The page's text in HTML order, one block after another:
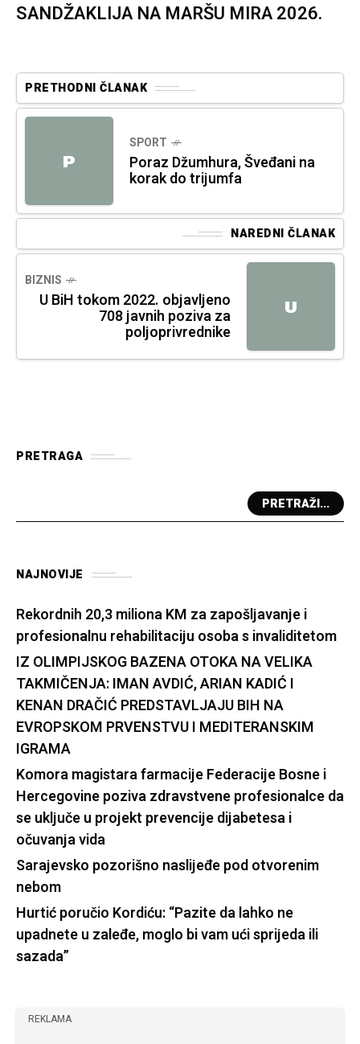
SANDŽAKLIJA NA MARŠU MIRA 2026.
PRETHODNI ČLANAK
P
SPORT
Poraz Džumhura, Šveđani na
korak do trijumfa
NAREDNI ČLANAK
U
BIZNIS
U BiH tokom 2022. objavljeno
708 javnih poziva za
poljoprivrednike
PRETRAGA
PRETRAŽI...
NAJNOVIJE
Rekordnih 20,3 miliona KM za zapošljavanje i
profesionalnu rehabilitaciju osoba s invaliditetom
IZ OLIMPIJSKOG BAZENA OTOKA NA VELIKA
TAKMIČENJA: IMAN AVDIĆ, ARIAN KADIĆ I
KENAN DRAČIĆ PREDSTAVLJAJU BIH NA
EVROPSKOM PRVENSTVU I MEDITERANSKIM
IGRAMA
Komora magistara farmacije Federacije Bosne i
Hercegovine poziva zdravstvene profesionalce da
se uključe u projekt prevencije dijabetesa i
očuvanja vida
Sarajevsko pozorišno naslijeđe pod otvorenim
nebom
Hurtić poručio Kordiću: “Pazite da lahko ne
upadnete u zaleđe, moglo bi vam ući sprijeda ili
sazada”
REKLAMA